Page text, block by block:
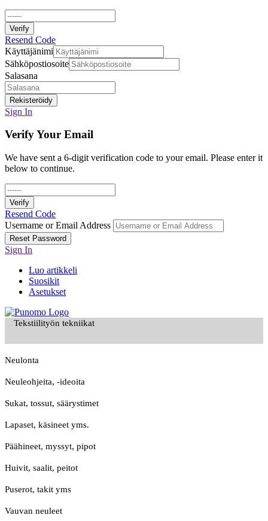
Verify
Resend Code
Käyttäjänimi
Sähköpostiosoite
Salasana
Rekisteröidy
Sign In
Verify Your Email
We have sent a 6-digit verification code to your email. Please enter it
below to continue.
Verify
Resend Code
Username or Email Address
Reset Password
Sign In
Luo artikkeli
Suosikit
Asetukset
Tekstiilityön tekniikat
Neulonta
Neuleohjeita, -ideoita
Sukat, tossut, säärystimet
Lapaset, käsineet yms.
Päähineet, myssyt, pipot
Huivit, saalit, peitot
Puserot, takit yms
Vauvan neuleet